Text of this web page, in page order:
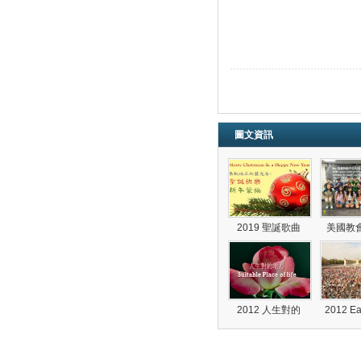
圖文資訊
2019 聖誕歌曲 美國教
2012 人生對的 2012